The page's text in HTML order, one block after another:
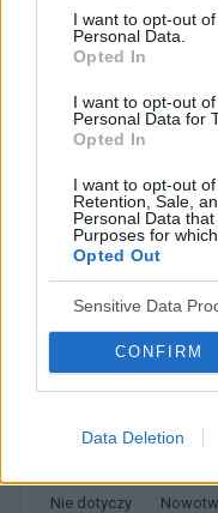
I want to opt-out
Personal Data.
Opted In
I want to opt-out
Personal Data for
Opted In
I want to opt-out
Retention, Sale,
Personal Data
Purposes for
Opted Out
Sensitive Data
CONFIRM
Data Deletion
Dobry tekst?
Chcesz być na
na
Tematy Chłoniak
Nowotwór złośliwy
Kategorie medyczne
Nie dotyczy